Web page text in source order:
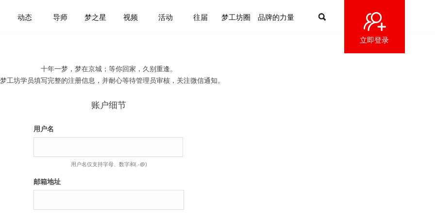
立即登录
动态 导师 梦之星 视频 活动 往届 梦工坊圈 品牌的力量
十年一梦，梦在京城；等你回家，久别重逢。
工坊学员填写完整的注册信息，并耐心等待管理员审核，关注微信通知。
账户细节
用户名
用户名仅支持字母、数字和(.-@)
邮箱地址